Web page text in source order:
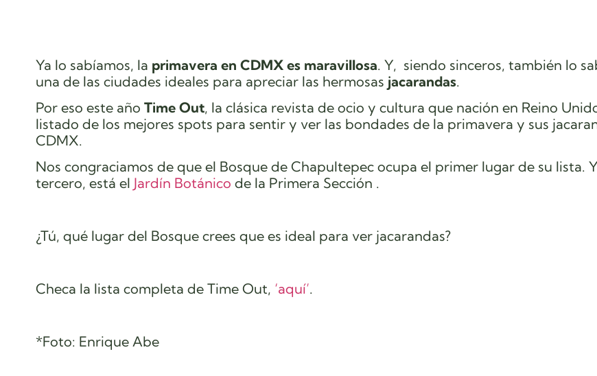
Ya lo sabíamos, la primavera en CDMX es maravillosa. Y, siendo sinceros, también lo
una de las ciudades ideales para apreciar las hermosas jacarandas.
Por eso este año Time Out, la clásica revista de ocio y cultura que nación en Reino
listado de los mejores spots para sentir y ver las bondades de la primavera y sus
CDMX.
Nos congraciamos de que el Bosque de Chapultepec ocupa el primer lugar de su lista.
tercero, está el Jardín Botánico de la Primera Sección .
¿Tú, qué lugar del Bosque crees que es ideal para ver jacarandas?
Checa la lista completa de Time Out, ‘aquí’.
*Foto: Enrique Abe